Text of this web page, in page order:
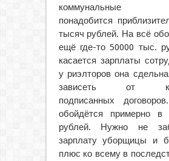
коммунальные
понадобится
тысяч рублей. На всё
ещё где-то 50000 тыс.
касается зарплаты
у риэлторов она
зависеть от
подписанных
обойдётся примерно
рублей. Нужно не
зарплату уборщицы и
плюс ко всему в